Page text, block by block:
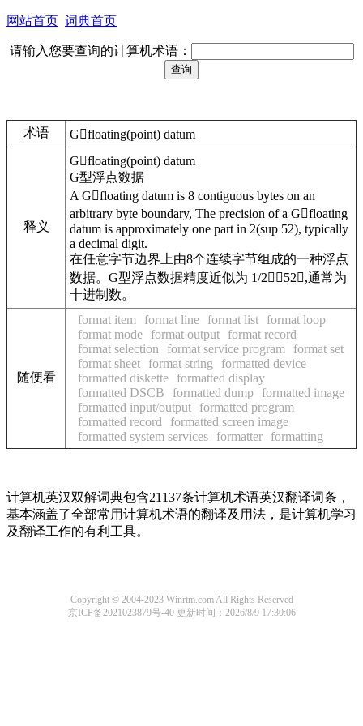
网站首页 词典首页
请输入您要查询的计算机术语：
术语 Gfloating(point) datum
释义
Gfloating(point) datum
G型浮点数据
A Gfloating datum is 8 contiguous bytes on an
arbitrary byte boundary, The precision of a Gfloating
datum is approximately one part in 2(sup 52), typically
a decimal digit.
在任意字节边界上由8个连续字节组成的一种浮点
数据。G型浮点数据精度近似为 1/252,通常为
十进制数。
随便看
format item format line format list
format loop
format mode
format output
format record
format selection
format service program
format set
format sheet
format string
formatted device
formatted diskette
formatted display
formatted DSCB
formatted dump
formatted image
formatted input/output
formatted program
formatted record
formatted screen image
formatted system services
formatter formatting
计算机英汉双解词典包含21137条计算机术语英汉翻译词条，
基本涵盖了全部常用计算机术语的翻译及用法，是计算机学习
及翻译工作的有利工具。
Copyright © 2004-2023 Winrtm.com All Rights Reserved
京ICP备2021023879号-40 更新时间：2026/8/9 17:30:06